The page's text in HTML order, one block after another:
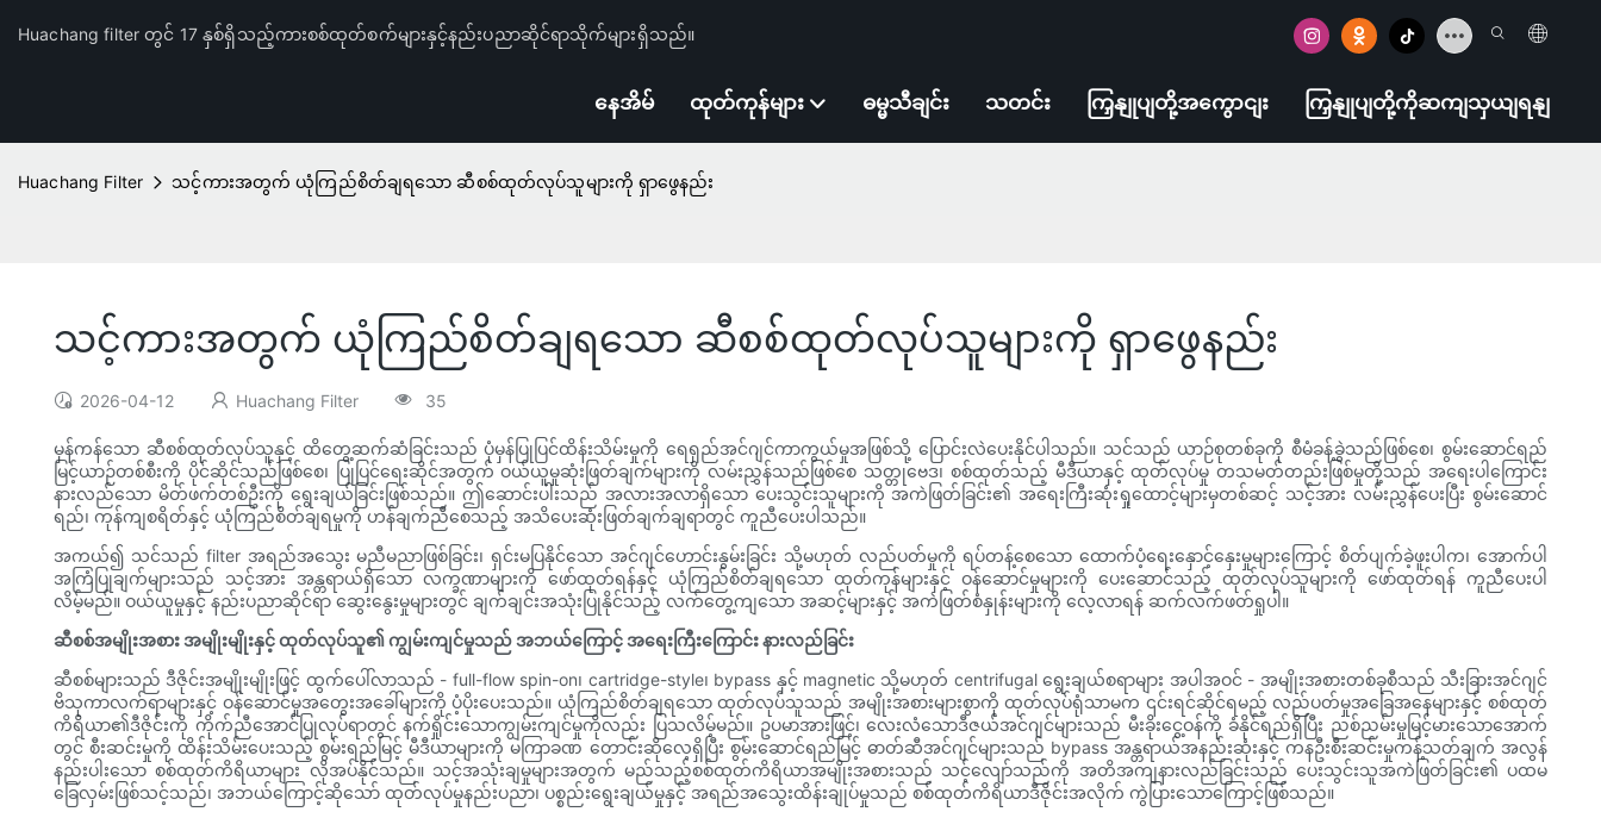
Huachang filter တွင် 17 နှစ်ရှိသည့်ကားစစ်ထုတ်စက်များနှင့်နည်းပညာဆိုင်ရာသိုက်များရှိသည်။
နေအိမ် ထုတ်ကုန်များ ဓမ္မသီချင်း သတင်း ကြှနျုပျတို့အကွောငျး ကြှနျုပျတို့ကိုဆကျသှယျရနျ
Huachang Filter သင့်ကားအတွက် ယုံကြည်စိတ်ချရသော ဆီစစ်ထုတ်လုပ်သူများကို ရှာဖွေနည်း
သင့်ကားအတွက် ယုံကြည်စိတ်ချရသော ဆီစစ်ထုတ်လုပ်သူများကို ရှာဖွေနည်း
2026-04-12 Huachang Filter 35
မှန်ကန်သော ဆီစစ်ထုတ်လုပ်သူနှင့် ထိတွေ့ဆက်ဆံခြင်းသည် ပုံမှန်ပြုပြင်ထိန်းသိမ်းမှုကို ရေရှည်အင်ဂျင်ကာကွယ်မှုအဖြစ်သို့ ပြောင်းလဲပေးနိုင်ပါသည်။ သင်သည် ယာဉ်စုတစ်ခုကို စီမံခန့်ခွဲသည်ဖြစ်စေ၊ စွမ်းဆောင်ရည်
မြင့်ယာဉ်တစ်စီးကို ပိုင်ဆိုင်သည်ဖြစ်စေ၊ ပြုပြင်ရေးဆိုင်အတွက် ဝယ်ယူမှုဆုံးဖြတ်ချက်များကို လမ်းညွှန်သည်ဖြစ်စေ သတ္တုဗေဒ၊ စစ်ထုတ်သည့် မီဒီယာနှင့် ထုတ်လုပ်မှု တသမတ်တည်းဖြစ်မှုတို့သည် အရေးပါကြောင်း
နားလည်သော မိတ်ဖက်တစ်ဦးကို ရွေးချယ်ခြင်းဖြစ်သည်။ ဤဆောင်းပါးသည် အလားအလာရှိသော ပေးသွင်းသူများကို အကဲဖြတ်ခြင်း၏ အရေးကြီးဆုံးရှုထောင့်များမှတစ်ဆင့် သင့်အား လမ်းညွှန်ပေးပြီး စွမ်းဆောင်
ရည်၊ ကုန်ကျစရိတ်နှင့် ယုံကြည်စိတ်ချရမှုကို ဟန်ချက်ညီစေသည့် အသိပေးဆုံးဖြတ်ချက်ချရာတွင် ကူညီပေးပါသည်။
အကယ်၍ သင်သည် filter အရည်အသွေး မညီမညာဖြစ်ခြင်း၊ ရှင်းမပြနိုင်သော အင်ဂျင်ဟောင်းနွမ်းခြင်း သို့မဟုတ် လည်ပတ်မှုကို ရပ်တန့်စေသော ထောက်ပံ့ရေးနှောင့်နှေးမှုများကြောင့် စိတ်ပျက်ခဲ့ဖူးပါက၊ အောက်ပါ
အကြံပြုချက်များသည် သင့်အား အန္တရာယ်ရှိသော လက္ခဏာများကို ဖော်ထုတ်ရန်နှင့် ယုံကြည်စိတ်ချရသော ထုတ်ကုန်များနှင့် ဝန်ဆောင်မှုများကို ပေးဆောင်သည့် ထုတ်လုပ်သူများကို ဖော်ထုတ်ရန် ကူညီပေးပါ
လိမ့်မည်။ ဝယ်ယူမှုနှင့် နည်းပညာဆိုင်ရာ ဆွေးနွေးမှုများတွင် ချက်ချင်းအသုံးပြုနိုင်သည့် လက်တွေ့ကျသော အဆင့်များနှင့် အကဲဖြတ်စံနှုန်းများကို လေ့လာရန် ဆက်လက်ဖတ်ရှုပါ။
ဆီစစ်အမျိုးအစား အမျိုးမျိုးနှင့် ထုတ်လုပ်သူ၏ ကျွမ်းကျင်မှုသည် အဘယ်ကြောင့် အရေးကြီးကြောင်း နားလည်ခြင်း
ဆီစစ်များသည် ဒီဇိုင်းအမျိုးမျိုးဖြင့် ထွက်ပေါ်လာသည် - full-flow spin-on၊ cartridge-style၊ bypass နှင့် magnetic သို့မဟုတ် centrifugal ရွေးချယ်စရာများ အပါအဝင် - အမျိုးအစားတစ်ခုစီသည် သီးခြားအင်ဂျင်
ဗိသုကာလက်ရာများနှင့် ဝန်ဆောင်မှုအတွေးအခေါ်များကို ပံ့ပိုးပေးသည်။ ယုံကြည်စိတ်ချရသော ထုတ်လုပ်သူသည် အမျိုးအစားများစွာကို ထုတ်လုပ်ရုံသာမက ၎င်းရင်ဆိုင်ရမည့် လည်ပတ်မှုအခြေအနေများနှင့် စစ်ထုတ်
ကိရိယာ၏ဒီဇိုင်းကို ကိုက်ညီအောင်ပြုလုပ်ရာတွင် နက်ရှိုင်းသောကျွမ်းကျင်မှုကိုလည်း ပြသလိမ့်မည်။ ဥပမာအားဖြင့်၊ လေးလံသောဒီဇယ်အင်ဂျင်များသည် မီးခိုးငွေ့ဝန်ကို ခံနိုင်ရည်ရှိပြီး ညစ်ညမ်းမှုမြင့်မားသောအောက်
တွင် စီးဆင်းမှုကို ထိန်းသိမ်းပေးသည့် စွမ်းရည်မြင့် မီဒီယာများကို မကြာခဏ တောင်းဆိုလေ့ရှိပြီး စွမ်းဆောင်ရည်မြင့် ဓာတ်ဆီအင်ဂျင်များသည် bypass အန္တရာယ်အနည်းဆုံးနှင့် ကနဦးစီးဆင်းမှုကန့်သတ်ချက် အလွန်
နည်းပါးသော စစ်ထုတ်ကိရိယာများ လိုအပ်နိုင်သည်။ သင့်အသုံးချမှုများအတွက် မည်သည့်စစ်ထုတ်ကိရိယာအမျိုးအစားသည် သင့်လျော်သည်ကို အတိအကျနားလည်ခြင်းသည် ပေးသွင်းသူအကဲဖြတ်ခြင်း၏ ပထမ
ခြေလှမ်းဖြစ်သင့်သည်၊ အဘယ်ကြောင့်ဆိုသော် ထုတ်လုပ်မှုနည်းပညာ၊ ပစ္စည်းရွေးချယ်မှုနှင့် အရည်အသွေးထိန်းချုပ်မှုသည် စစ်ထုတ်ကိရိယာဒီဇိုင်းအလိုက် ကွဲပြားသောကြောင့်ဖြစ်သည်။